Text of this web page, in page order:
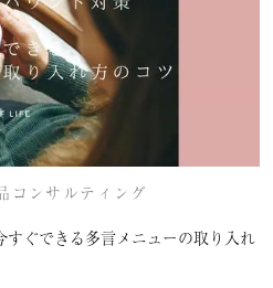
コンサルティング
ぐできる多言メニューの取り入れ